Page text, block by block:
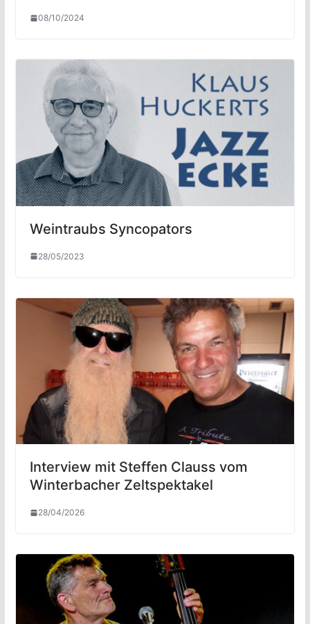
08/10/2024
Weintraubs Syncopators
28/05/2023
Interview mit Steffen Clauss vom
Winterbacher Zeltspektakel
28/04/2026